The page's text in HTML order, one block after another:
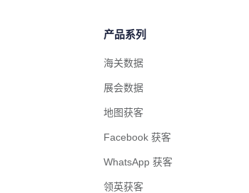
产品系列
海关数据
展会数据
地图获客
Facebook 获客
WhatsApp 获客
领英获客